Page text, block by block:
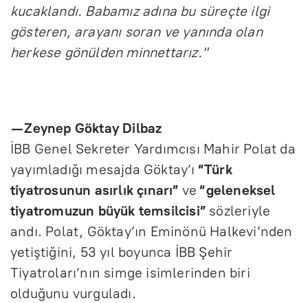
kucaklandı. Babamız adına bu süreçte ilgi
gösteren, arayanı soran ve yanında olan
herkese gönülden minnettarız."
— Zeynep Göktay Dilbaz
İBB Genel Sekreter Yardımcısı Mahir Polat da
yayımladığı mesajda Göktay’ı“Türk
tiyatrosunun asırlık çınarı” ve“geleneksel
tiyatromuzun büyük temsilcisi” sözleriyle
andı. Polat, Göktay’ın Eminönü Halkevi’nden
yetiştiğini, 53 yıl boyunca İBB Şehir
Tiyatroları’nın simge isimlerinden biri
olduğunu vurguladı.